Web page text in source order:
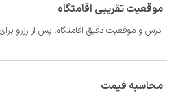
موقعیت تقریبی اقامتگاه
آدرس و موقعیت دقیق اقامتگاه، پس از رزرو
محاسبه قیمت